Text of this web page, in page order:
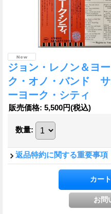
ジョン・レノン＆ヨ
ク・オノ・バンド サ
ーヨーク・シティ
販売価格: 5,500円(税込)
数量:
返品特約に関する重要事項